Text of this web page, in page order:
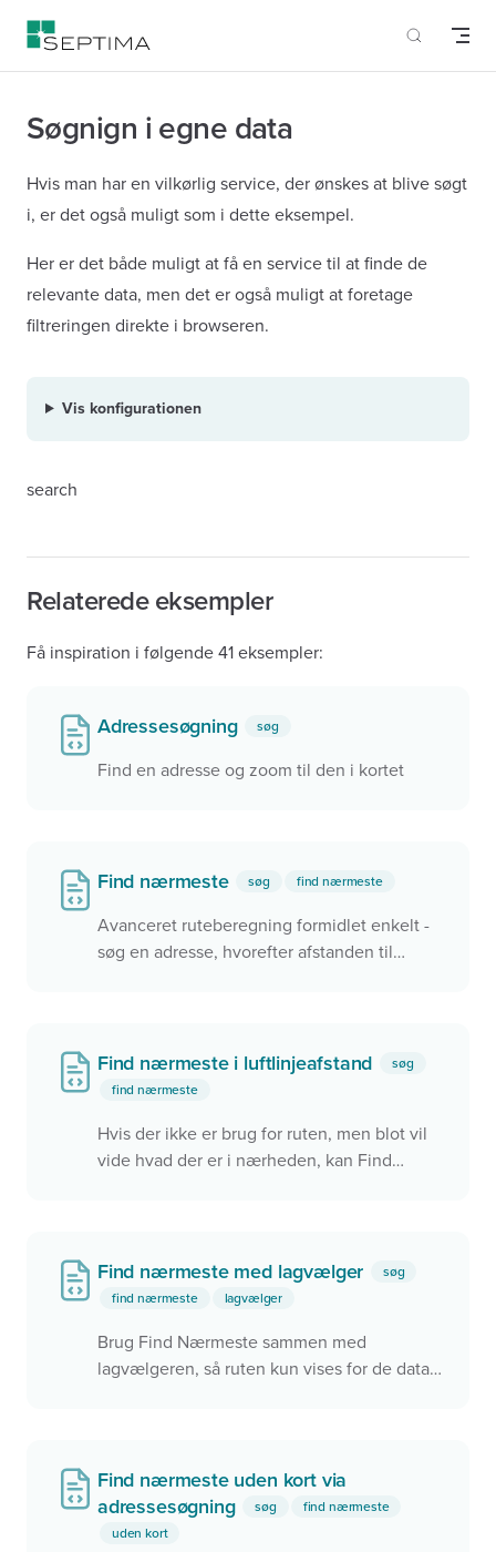
Skip to content
Søgnign i egne data
Hvis man har en vilkørlig service, der ønskes at blive søgt
i, er det også muligt som i dette eksempel.
Her er det både muligt at få en service til at finde de
relevante data, men det er også muligt at foretage
filtreringen direkte i browseren.
Vis konfigurationen
search
Relaterede eksempler
Få inspiration i følgende 41 eksempler:
Adressesøgning søg
Find en adresse og zoom til den i kortet
Find nærmeste søg find nærmeste
Avanceret ruteberegning formidlet enkelt -
søg en adresse, hvorefter afstanden til
Find nærmeste i luftlinjeafstand
søg
find nærmeste
Hvis der ikke er brug for ruten, men blot vil
vide hvad der er i nærheden, kan Find
Find nærmeste med lagvælger
søg
find nærmeste
lagvælger
Brug Find Nærmeste sammen med
lagvælgeren, så ruten kun vises for de data,
Find nærmeste uden kort via
adressesøgning
søg
find nærmeste
uden kort